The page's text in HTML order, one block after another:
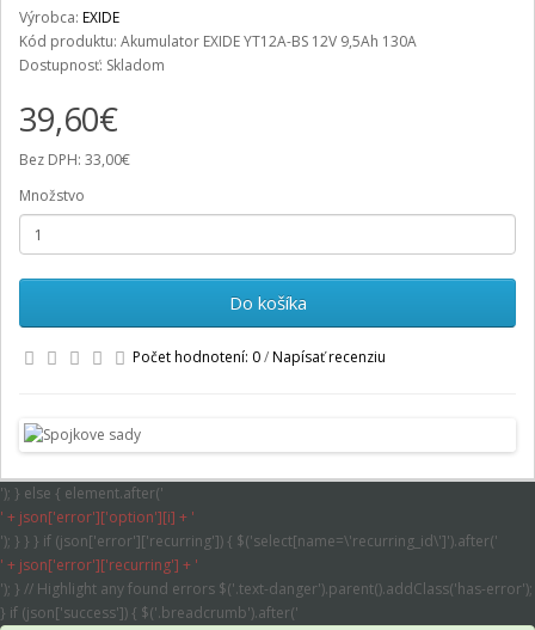
Výrobca: EXIDE
Kód produktu: Akumulator EXIDE YT12A-BS 12V 9,5Ah 130A
Dostupnosť: Skladom
39,60€
Bez DPH: 33,00€
Množstvo
Do košíka
Počet hodnotení: 0/Napísať recenziu
'); } else { element.after('
' + json['error']['option'][i] + '
'); } } } if (json['error']['recurring']) { $('select[name=\'recurring_id\']').after('
' + json['error']['recurring'] + '
'); } // Highlight any found errors $('.text-danger').parent().addClass('has-error');
} if (json['success']) { $('.breadcrumb').after('